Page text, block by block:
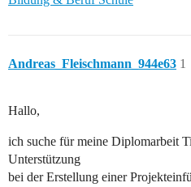
Andreas_Fleischmann_944e63 1
Hallo,
ich suche für meine Diplomarbeit
Unterstützung
bei der Erstellung einer